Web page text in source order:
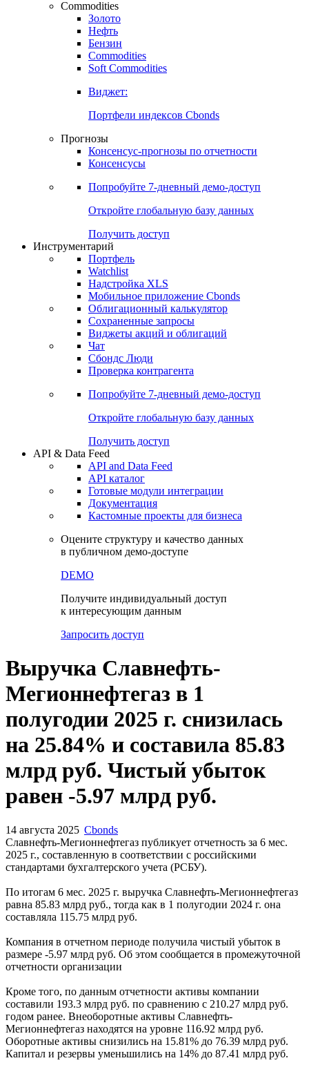
Commodities
Золото
Нефть
Бензин
Commodities
Soft Commodities
Виджет:
Портфели индексов Cbonds
Прогнозы
Консенсус-прогнозы по отчетности
Консенсусы
Попробуйте 7-дневный демо-доступ
Откройте глобальную базу данных
Получить доступ
Инструментарий
Портфель
Watchlist
Надстройка XLS
Мобильное приложение Cbonds
Облигационный калькулятор
Сохраненные запросы
Виджеты акций и облигаций
Чат
Сбондс Люди
Проверка контрагента
Попробуйте 7-дневный демо-доступ
Откройте глобальную базу данных
Получить доступ
API & Data Feed
API and Data Feed
API каталог
Готовые модули интеграции
Документация
Кастомные проекты для бизнеса
Оцените структуру и качество данных
в публичном демо-доступе
DEMO
Получите индивидуальный доступ
к интересующим данным
Запросить доступ
Выручка Славнефть-
Мегионнефтегаз в 1
полугодии 2025 г. снизилась
на 25.84% и составила 85.83
млрд руб. Чистый убыток
равен -5.97 млрд руб.
14 августа 2025 Cbonds
Славнефть-Мегионнефтегаз публикует отчетность за 6 мес.
2025 г., составленную в соответствии с российскими
стандартами бухгалтерского учета (РСБУ).
По итогам 6 мес. 2025 г. выручка Славнефть-Мегионнефтегаз
равна 85.83 млрд руб., тогда как в 1 полугодии 2024 г. она
составляла 115.75 млрд руб.
Компания в отчетном периоде получила чистый убыток в
размере -5.97 млрд руб. Об этом сообщается в промежуточной
отчетности организации
Кроме того, по данным отчетности активы компании
составили 193.3 млрд руб. по сравнению с 210.27 млрд руб.
годом ранее. Внеоборотные активы Славнефть-
Мегионнефтегаз находятся на уровне 116.92 млрд руб.
Оборотные активы снизились на 15.81% до 76.39 млрд руб.
Капитал и резервы уменьшились на 14% до 87.41 млрд руб.